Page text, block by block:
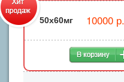
50х60мг 10000 р.